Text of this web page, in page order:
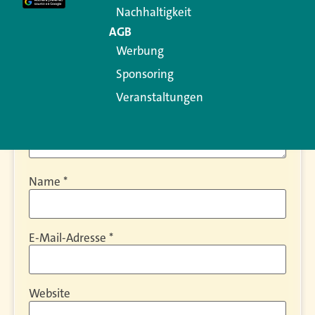
Kommentar
Name *
E-Mail-Adresse *
Website
Nachhaltigkeit
AGB
Werbung
Sponsoring
Veranstaltungen